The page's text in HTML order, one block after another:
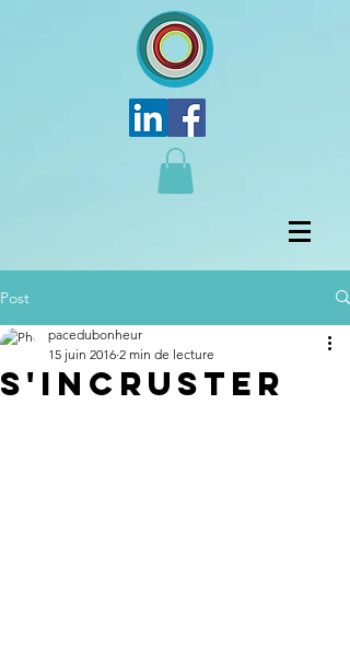
Post
S'incruster
pacedubonheur
15 juin 2016 2 min de lecture